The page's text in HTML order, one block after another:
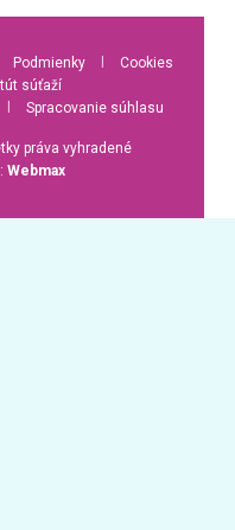
Podmienky
Cookies
súťaží
Spracovanie súhlasu
práva vyhradené
Webmax